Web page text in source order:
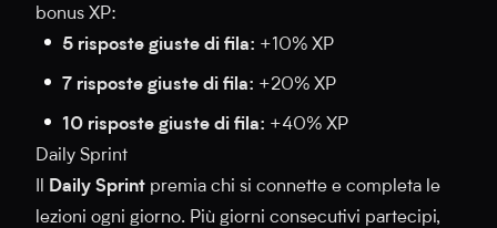
bonus XP:
5 risposte giuste di fila: +10% XP
7 risposte giuste di fila: +20% XP
10 risposte giuste di fila: +40% XP
Daily Sprint
Daily Sprint premia chi si connette e completa le
lezioni ogni giorno. Più giorni consecutivi partecipi,